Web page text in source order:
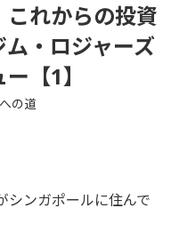
れからの投資
・ロジャーズ
【1】
の道
シンガポールに住んで